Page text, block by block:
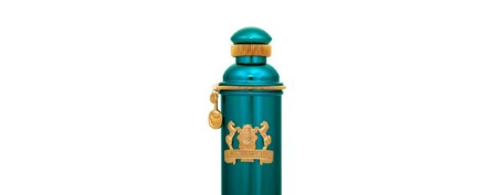
ADD TO CART